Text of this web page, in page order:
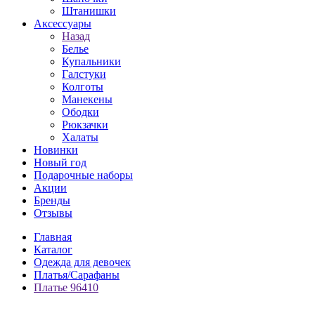
Штанишки
Аксессуары
Назад
Белье
Купальники
Галстуки
Колготы
Манекены
Ободки
Рюкзачки
Халаты
Новинки
Новый год
Подарочные наборы
Акции
Бренды
Отзывы
Главная
Каталог
Одежда для девочек
Платья/Сарафаны
Платье 96410